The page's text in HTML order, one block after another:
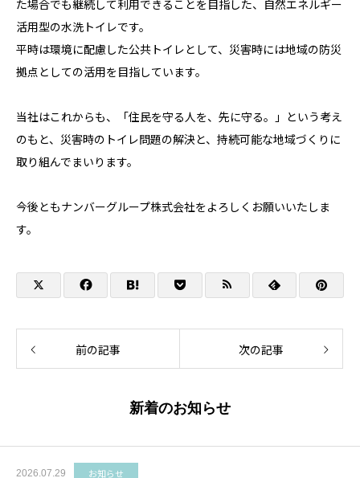
た場合でも継続して利用できることを目指した、自然エネルギー
活用型の水洗トイレです。
平時は環境に配慮した公共トイレとして、災害時には地域の防災
拠点としての活用を目指しています。
当社はこれからも、「住民を守る人を、先に守る。」という考え
のもと、災害時のトイレ問題の解決と、持続可能な地域づくりに
取り組んでまいります。
今後ともナンバーグループ株式会社をよろしくお願いいたしま
す。
前の記事 次の記事
新着のお知らせ
2026.07.29 お知らせ